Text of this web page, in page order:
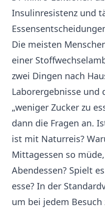
Insulinresistenz und
Die meisten
einer
zwei Dingen nach
Laborergebnisse und
„weniger Zucker zu
dann die Fragen an.
ist mit Naturreis?
Mittagessen so
Abendessen? Spielt
esse? In der
um bei jedem Besuch